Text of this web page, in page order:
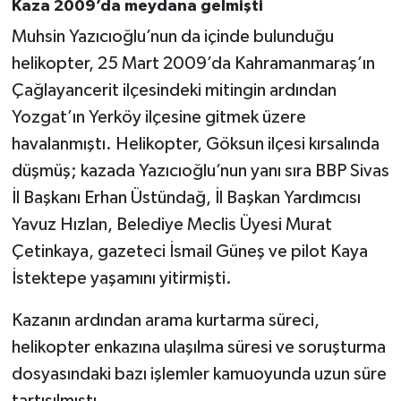
Kaza 2009’da meydana gelmişti
Muhsin Yazıcıoğlu’nun da içinde bulunduğu
helikopter, 25 Mart 2009’da Kahramanmaraş’ın
Çağlayancerit ilçesindeki mitingin ardından
Yozgat’ın Yerköy ilçesine gitmek üzere
havalanmıştı. Helikopter, Göksun ilçesi kırsalında
düşmüş; kazada Yazıcıoğlu’nun yanı sıra BBP Sivas
İl Başkanı Erhan Üstündağ, İl Başkan Yardımcısı
Yavuz Hızlan, Belediye Meclis Üyesi Murat
Çetinkaya, gazeteci İsmail Güneş ve pilot Kaya
İstektepe yaşamını yitirmişti.
Kazanın ardından arama kurtarma süreci,
helikopter enkazına ulaşılma süresi ve soruşturma
dosyasındaki bazı işlemler kamuoyunda uzun süre